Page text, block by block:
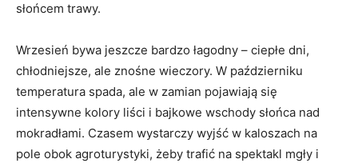
słońcem trawy.
Wrzesień bywa jeszcze bardzo łagodny – ciepłe dni,
chłodniejsze, ale znośne wieczory. W październiku
temperatura spada, ale w zamian pojawiają się
intensywne kolory liści i bajkowe wschody słońca nad
mokradłami. Czasem wystarczy wyjść w kaloszach na
pole obok agroturystyki, żeby trafić na spektakl mgły i